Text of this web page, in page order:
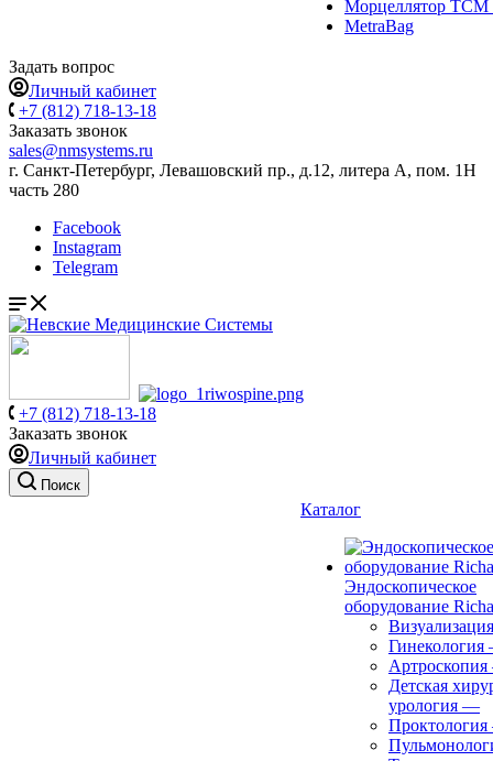
Морцеллятор ТСМ
MetraBag
Задать вопрос
Личный кабинет
+7 (812) 718-13-18
Заказать звонок
sales@nmsystems.ru
г. Санкт-Петербург, Левашовский пр., д.12, литера А, пом. 1Н
часть 280
Facebook
Instagram
Telegram
+7 (812) 718-13-18
Заказать звонок
Личный кабинет
Поиск
Каталог
Эндоскопическое
оборудование
Визуализация
Гинекология
Артроскопия
Детская
урология —
Проктология